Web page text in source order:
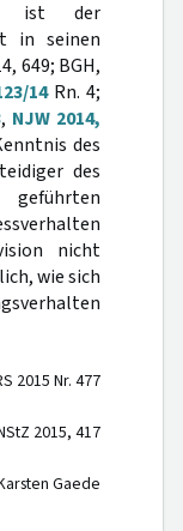
ist der
in seinen
649; BGH,
14Rn. 4;
, NJW 2014,
des
des
nicht
wie sich
2015 Nr. 477
2015, 417
Gaede